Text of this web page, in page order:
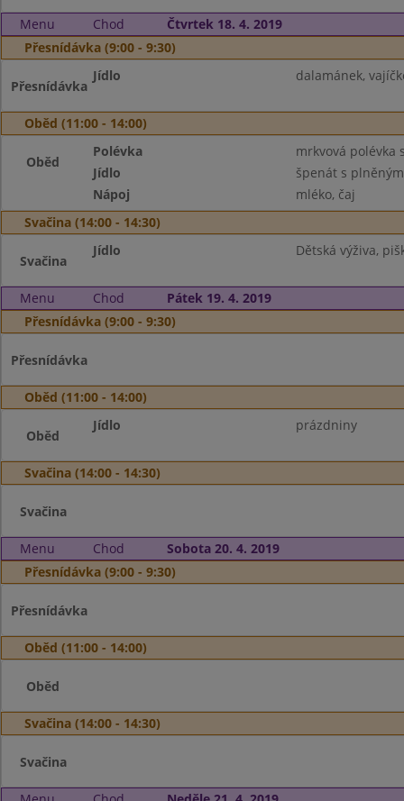
Menu Chod
Čtvrtek 18. 4. 2019
Přesnídávka (9:00 - 9:30)
Přesnídávka
Jídlo dalamánek,
Oběd (11:00 - 14:00)
Oběd
Polévka
mrkvová polévka
Jídlo
špenát s
Nápoj
mléko, čaj
Svačina (14:00 - 14:30)
Svačina
Jídlo Dětská výživa,
Menu Chod
Pátek 19. 4. 2019
Přesnídávka (9:00 - 9:30)
Přesnídávka
Oběd (11:00 - 14:00)
Oběd
Jídlo prázdniny
Svačina (14:00 - 14:30)
Svačina
Menu Chod
Sobota 20. 4. 2019
Přesnídávka (9:00 - 9:30)
Přesnídávka
Oběd (11:00 - 14:00)
Oběd
Svačina (14:00 - 14:30)
Svačina